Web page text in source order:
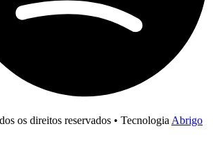
os direitos reservados • Tecnologia Abrigo